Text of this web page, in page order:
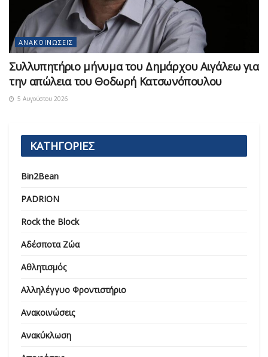
ΑΝΑΚΟΙΝΏΣΕΙΣ
Συλλυπητήριο μήνυμα του Δημάρχου Αιγάλεω για
την απώλεια του Θοδωρή Κατσωνόπουλου
5 Αυγούστου 2026
ΚΑΤΗΓΟΡΙΕΣ
Bin2Bean
PADRION
Rock the Block
Αδέσποτα Ζώα
Αθλητισμός
Αλληλέγγυο Φροντιστήριο
Ανακοινώσεις
Ανακύκλωση